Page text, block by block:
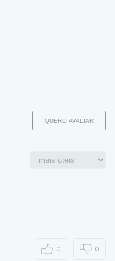
QUERO AVALIAR
0 0